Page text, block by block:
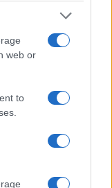
web or
to